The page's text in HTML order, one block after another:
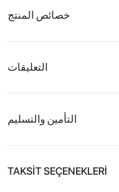
خصائص المنتج
التعليقات
التأمين والتسليم
TAKSİT SEÇENEKLERİ